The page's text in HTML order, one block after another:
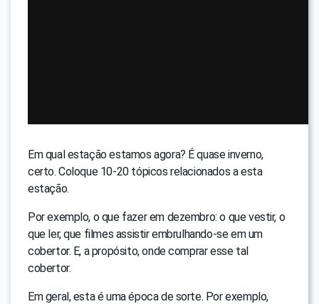
Em qual estação estamos agora? É quase inverno,
certo. Coloque 10-20 tópicos relacionados a esta
estação.
Por exemplo, o que fazer em dezembro: o que vestir, o
que ler, que filmes assistir embrulhando-se em um
cobertor. E, a propósito, onde comprar esse tal
cobertor.
Em geral, esta é uma época de sorte. Por exemplo,